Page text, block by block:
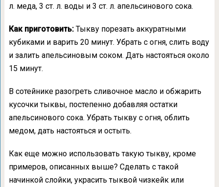
л. меда, 3 ст. л. воды и 3 ст. л. апельсинового сока.
Как приготовить:Тыкву порезать аккуратными
кубиками и варить 20 минут. Убрать с огня, слить воду
и залить апельсиновым соком. Дать настояться около
15 минут.
В сотейнике разогреть сливочное масло и обжарить
кусочки тыквы, постепенно добавляя остатки
апельсинового сока. Убрать тыкву с огня, облить
медом, дать настояться и остыть.
Как еще можно использовать такую тыкву, кроме
примеров, описанных выше? Сделать с такой
начинкой слойки, украсить тыквой чизкейк или